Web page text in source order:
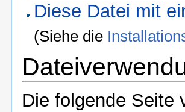
Diese Datei mit
(Siehe die
Die folgende Seite